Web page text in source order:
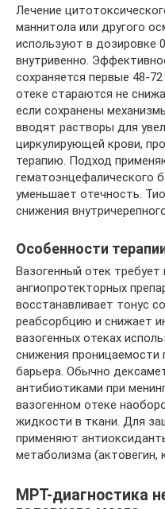
Лечение
маннитола или другого
используют в дозировке
внутривенно.
сохраняется первые 48-
отеке стараются не
если сохранены
вводят растворы для
циркулирующей крови,
терапию. Подход
гематоэнцефалического
уменьшает отечность.
снижения
Особенности
Вазогенный отек требует
ангиопротекторных
восстанавливает тонус
реабсорбцию и снижает
вазогенных отеках
снижения проницаемости
барьера. Обычно
антибиотиками при
вазогенном отеке
жидкости в ткани. Для
применяют
метаболизма (актовегин,
МРТ-диагностика